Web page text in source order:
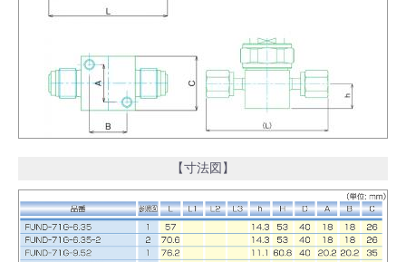
【寸法図】